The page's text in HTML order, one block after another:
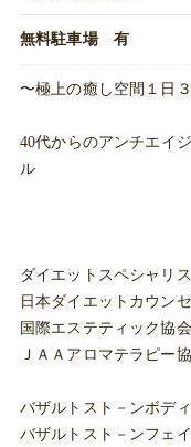
無料駐車場 有
〜極上の癒し空間１日
40代からのアンチエイ
ル
ダイエットスペシャリ
日本ダイエットカウン
国際エステティック協
ＪＡＡアロマテラピー
バザルトスト－ンボデ
バザルトスト－ンフェ